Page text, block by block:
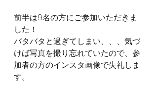
前半は9名の方にご参加いただきま
した！
バタバタと過ぎてしまい、、、気づ
けば写真を撮り忘れていたので、参
加者の方のインスタ画像で失礼しま
す。